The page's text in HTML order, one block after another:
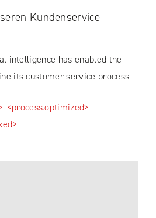
Kundenservice
intelligence has enabled the
its customer service process
<process.optimized>